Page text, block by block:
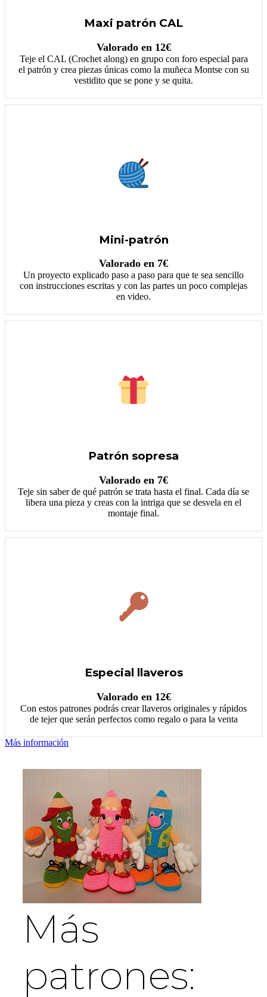
Maxi patrón CAL
Valorado en 12€
Teje el CAL (Crochet along) en grupo con foro especial para
el patrón y crea piezas únicas como la muñeca Montse con su
vestidito que se pone y se quita.
Mini-patrón
Valorado en 7€
Un proyecto explicado paso a paso para que te sea sencillo
con instrucciones escritas y con las partes un poco complejas
en video.
Patrón sopresa
Valorado en 7€
Teje sin saber de qué patrón se trata hasta el final. Cada día se
libera una pieza y creas con la intriga que se desvela en el
montaje final.
Especial llaveros
Valorado en 12€
Con estos patrones podrás crear llaveros originales y rápidos
de tejer que serán perfectos como regalo o para la venta
Más información
Más
patrones: